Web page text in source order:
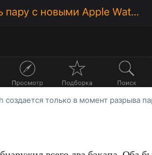
создается только в момент разрыва